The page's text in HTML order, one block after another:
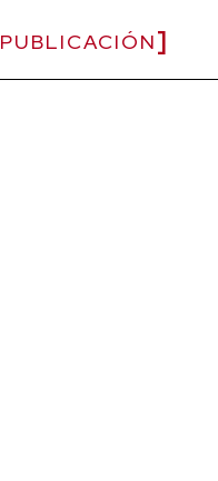
PUBLICACIÓN